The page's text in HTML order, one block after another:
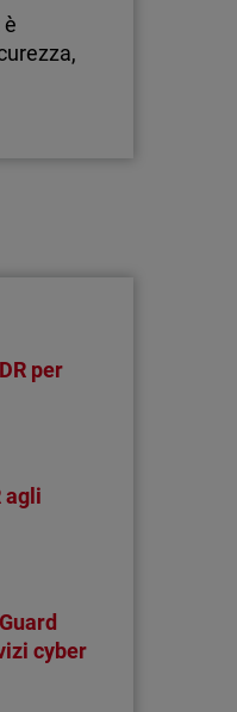
le
e
per
agli
cyber